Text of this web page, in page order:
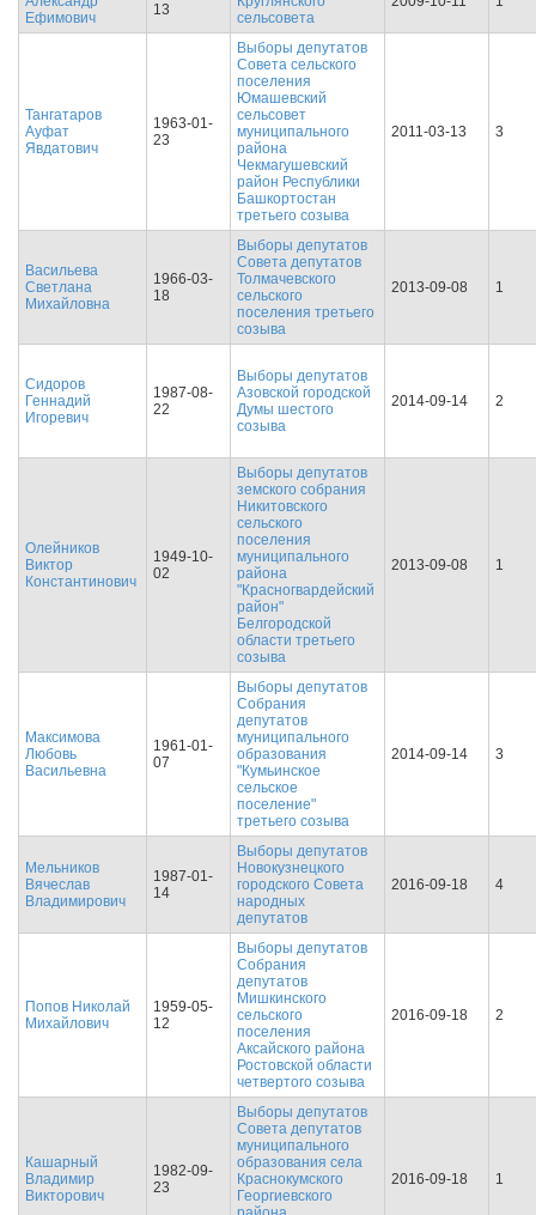
Ефимович
13
сельсовета
Тангатаров
Ауфат
Явдатович
1963-01-
23
Выборы депутатов
Совета сельского
поселения
Юмашевский
сельсовет
муниципального
района
Чекмагушевский
район Республики
Башкортостан
третьего созыва
2011-03-13 3
Васильева
Светлана
Михайловна
1966-03-
18
Выборы депутатов
Совета депутатов
Толмачевского
сельского
поселения третьего
созыва
2013-09-08 1
Сидоров
Геннадий
Игоревич
1987-08-
22
Выборы депутатов
Азовской городской
Думы шестого
созыва
2014-09-14 2
Олейников
Виктор
Константинович
1949-10-
02
Выборы депутатов
земского собрания
Никитовского
сельского
поселения
муниципального
района
"Красногвардейский
район"
Белгородской
области третьего
созыва
2013-09-08 1
Максимова
Любовь
Васильевна
1961-01-
07
Выборы депутатов
Собрания
депутатов
муниципального
образования
"Кумьинское
сельское
поселение"
третьего созыва
2014-09-14 3
Мельников
Вячеслав
Владимирович
1987-01-
14
Выборы депутатов
Новокузнецкого
городского Совета
народных
депутатов
2016-09-18 4
Попов Николай
Михайлович
1959-05-
12
Выборы депутатов
Собрания
депутатов
Мишкинского
сельского
поселения
Аксайского района
Ростовской области
четвертого созыва
2016-09-18 2
Кашарный
Владимир
Викторович
1982-09-
23
Выборы депутатов
Совета депутатов
муниципального
образования села
Краснокумского
Георгиевского
2016-09-18 1